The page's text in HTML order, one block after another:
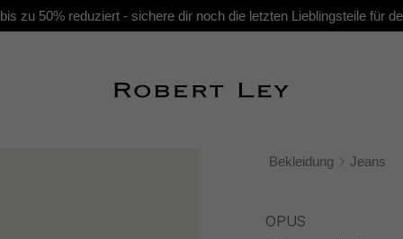
zu 50% reduziert - sichere dir noch die letzten Lieblingsteile für
Bekleidung Jeans
OPUS